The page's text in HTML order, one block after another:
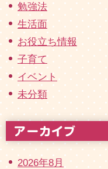
勉強法
生活面
お役立ち情報
子育て
イベント
未分類
2026年8月